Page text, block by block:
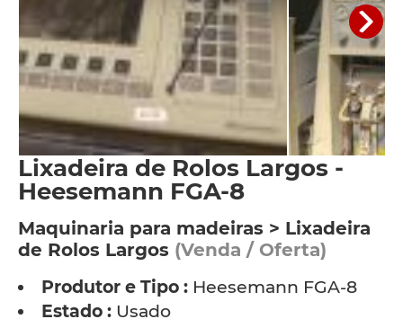
Lixadeira de Rolos Largos -
Heesemann FGA-8
Maquinaria para madeiras > Lixadeira
de Rolos Largos (Venda / Oferta)
Produtor e Tipo : Heesemann FGA-8
Estado : Usado